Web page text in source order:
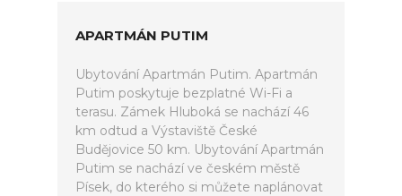
APARTMÁN PUTIM
Ubytování Apartmán Putim. Apartmán
Putim poskytuje bezplatné Wi-Fi a
terasu. Zámek Hluboká se nachází 46
km odtud a Výstaviště České
Budějovice 50 km. Ubytování Apartmán
Putim se nachází ve českém městě
Písek, do kterého si můžete naplánovat